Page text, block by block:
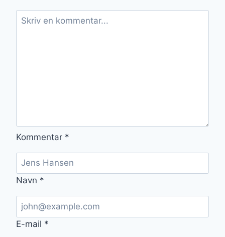
Kommentar *
Navn *
E-mail *